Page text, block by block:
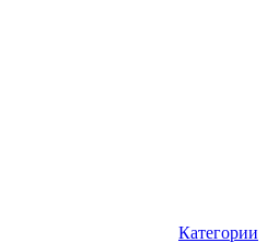
Категории